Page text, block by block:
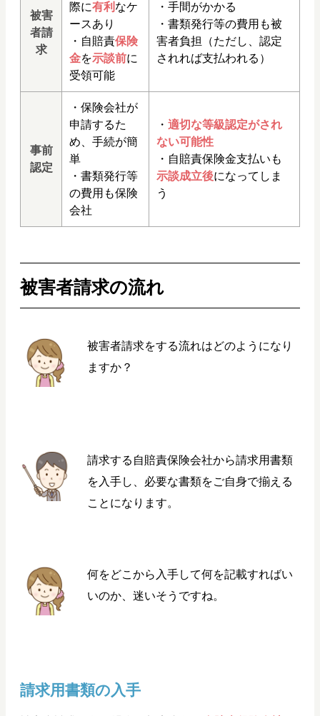
被害
者請
求
際に有利 なケ
ースあり
・自賠責保険
金を示談前に
受領可能
・手間がかかる
・書類発行等の費用も被
害者負担（ただし、認定
されれば支払われる）
事前
認定
・保険会社が
申請するた
め、手続が簡
単
・書類発行等
の費用も保険
会社
・ 適切な等級認定がされ
ない可能性
・自賠責保険金支払いも
示談成立後になってしま
う
被害者請求の流れ
被害者請求をする流れはどのようになり
ますか？
請求する自賠責保険会社から請求用書類
を入手し、必要な書類をご自身で揃える
ことになります。
何をどこから入手して何を記載すればい
いのか、迷いそうですね。
請求用書類の入手